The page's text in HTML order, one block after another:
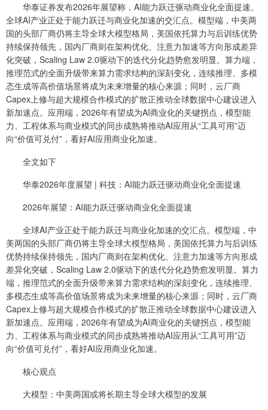
华泰证券发布2026年展望称，AI能力跃迁驱动商业化全面提速。
全球AI产业正处于能力跃迁与商业化加速的交汇点。模型端，中美两
国的头部厂商仍将主导全球大模型格局，美国依托算力与后训练优势
持续保持领先，国内厂商则在架构优化、注意力加速等方向形成差异
化突破，Scaling Law 2.0驱动下的迭代分化趋势愈发明显。算力端，
推理范式的全面升级带来算力需求结构的深刻变化，连续推理、多模
态生成等高价值场景将成为未来增量的核心来源；同时，云厂商
Capex上修与超大规模合作模式的扩散正推动全球数据中心建设进入
新加速点。应用端，2026年有望成为AI商业化的关键拐点，模型能
力、工程体系与商业模式的同步成熟将推动AI应用从“工具可用”迈
向“价值可兑付”，看好AI应用商业化加速。
全文如下
华泰2026年度展望 | 科技：AI能力跃迁驱动商业化全面提速
2026年展望：AI能力跃迁驱动商业化全面提速
全球AI产业正处于能力跃迁与商业化加速的交汇点。模型端，中
美两国的头部厂商仍将主导全球大模型格局，美国依托算力与后训练
优势持续保持领先，国内厂商则在架构优化、注意力加速等方向形成
差异化突破，Scaling Law 2.0驱动下的迭代分化趋势愈发明显。算力
端，推理范式的全面升级带来算力需求结构的深刻变化，连续推理、
多模态生成等高价值场景将成为未来增量的核心来源；同时，云厂商
Capex上修与超大规模合作模式的扩散正推动全球数据中心建设进入
新加速点。应用端，2026年有望成为AI商业化的关键拐点，模型能
力、工程体系与商业模式的同步成熟将推动AI应用从“工具可用”迈
向“价值可兑付”，看好AI应用商业化加速。
核心观点
大模型：中美两国或将长期主导全球大模型的发展